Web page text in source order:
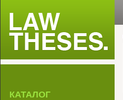
КАТАЛОГ